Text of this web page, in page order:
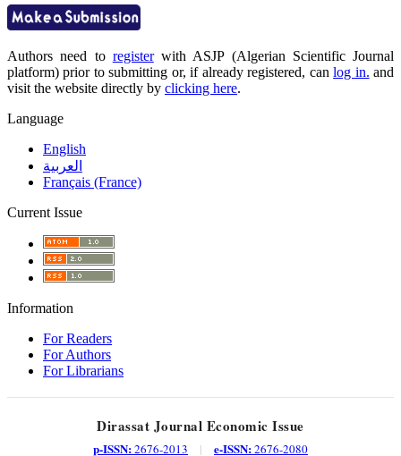
Authors need to registerwith ASJP (Algerian Scientific Journal
platform) prior to submitting or, if already registered, canlog in. and
visit the website directly by clicking here.
Language
English
العربية
Français (France)
Current Issue
Information
For Readers
For Authors
For Librarians
Dirassat Journal Economic Issue
p-ISSN:2676-2013 | e-ISSN:2676-2080